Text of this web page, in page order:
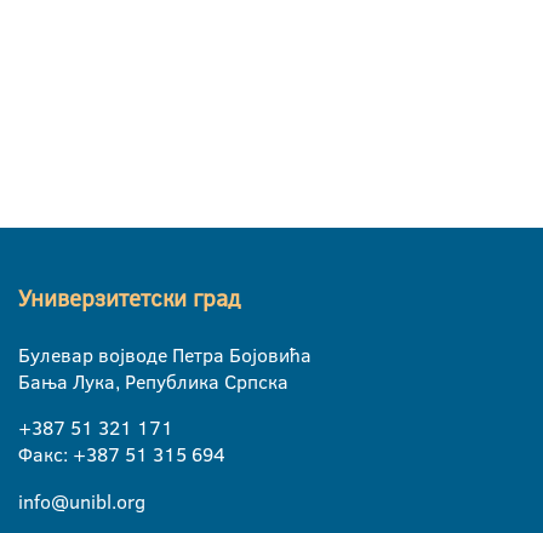
Универзитетски град
Булевар војводе Петра Бојовића
Бања Лука, Република Српска
+387 51 321 171
Факс: +387 51 315 694
info@unibl.org